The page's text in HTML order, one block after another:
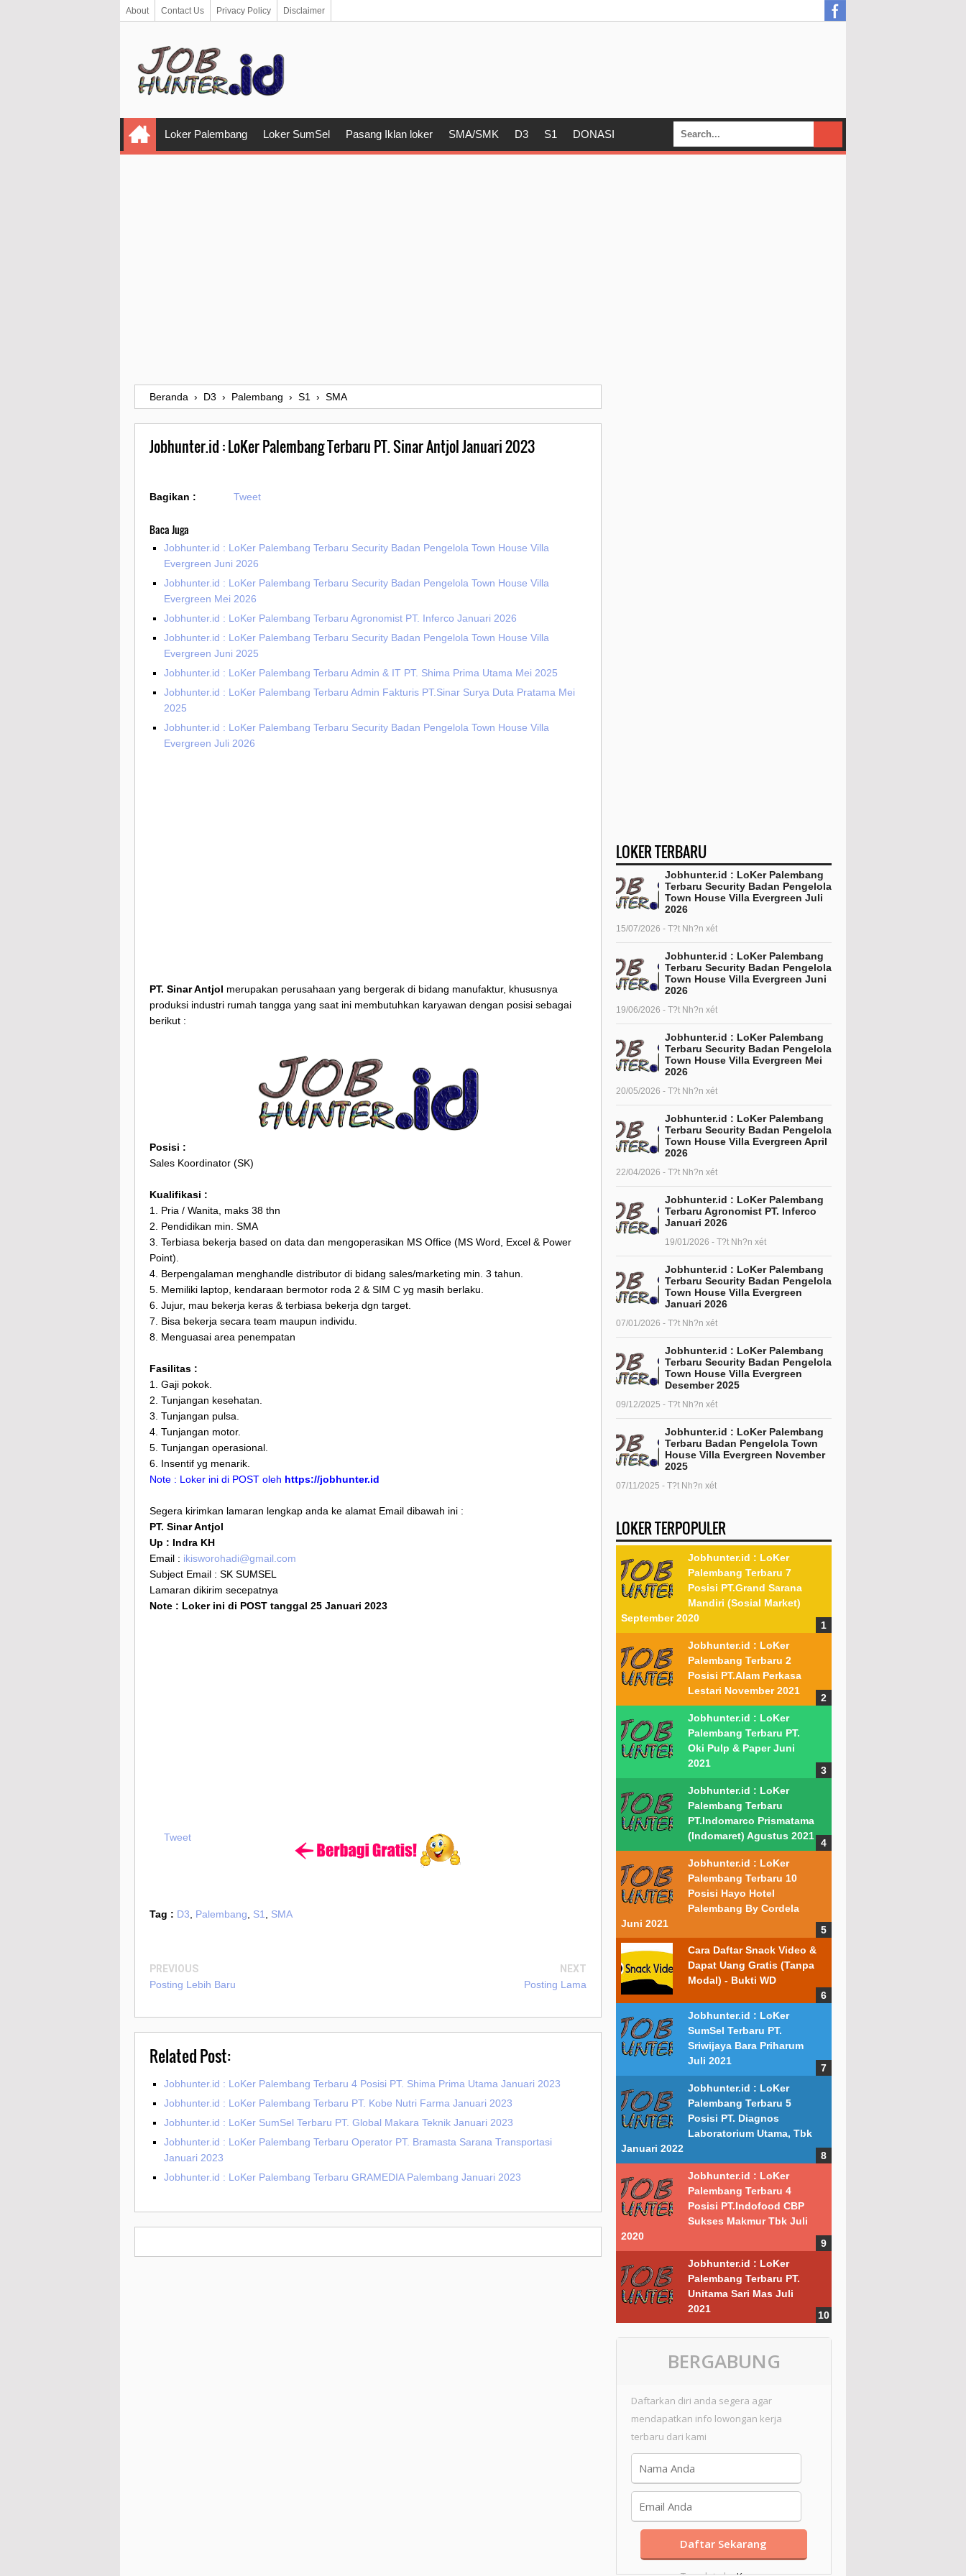
About Contact Us Privacy Policy Disclaimer
Loker Palembang Loker SumSel Pasang Iklan loker SMA/SMK D3 S1 DONASI
Beranda › D3 › Palembang › S1 › SMA
Jobhunter.id : LoKer Palembang Terbaru PT. Sinar Antjol Januari 2023
Bagikan : Tweet
Baca Juga
Jobhunter.id : LoKer Palembang Terbaru Security Badan Pengelola Town House Villa
Evergreen Juni 2026
Jobhunter.id : LoKer Palembang Terbaru Security Badan Pengelola Town House Villa
Evergreen Mei 2026
Jobhunter.id : LoKer Palembang Terbaru Agronomist PT. Inferco Januari 2026
Jobhunter.id : LoKer Palembang Terbaru Security Badan Pengelola Town House Villa
Evergreen Juni 2025
Jobhunter.id : LoKer Palembang Terbaru Admin & IT PT. Shima Prima Utama Mei 2025
Jobhunter.id : LoKer Palembang Terbaru Admin Fakturis PT.Sinar Surya Duta Pratama Mei
2025
Jobhunter.id : LoKer Palembang Terbaru Security Badan Pengelola Town House Villa
Evergreen Juli 2026
PT. Sinar Antjol merupakan perusahaan yang bergerak di bidang manufaktur, khususnya
produksi industri rumah tangga yang saat ini membutuhkan karyawan dengan posisi sebagai
berikut :
Posisi :
Sales Koordinator (SK)
Kualifikasi :
1. Pria / Wanita, maks 38 thn
2. Pendidikan min. SMA
3. Terbiasa bekerja based on data dan mengoperasikan MS Office (MS Word, Excel & Power
Point).
4. Berpengalaman menghandle distributor di bidang sales/marketing min. 3 tahun.
5. Memiliki laptop, kendaraan bermotor roda 2 & SIM C yg masih berlaku.
6. Jujur, mau bekerja keras & terbiasa bekerja dgn target.
7. Bisa bekerja secara team maupun individu.
8. Menguasai area penempatan
Fasilitas :
1. Gaji pokok.
2. Tunjangan kesehatan.
3. Tunjangan pulsa.
4. Tunjangan motor.
5. Tunjangan operasional.
6. Insentif yg menarik.
Note : Loker ini di POST oleh https://jobhunter.id
Segera kirimkan lamaran lengkap anda ke alamat Email dibawah ini :
PT. Sinar Antjol
Up : Indra KH
Email : ikisworohadi@gmail.com
Subject Email : SK SUMSEL
Lamaran dikirim secepatnya
Note : Loker ini di POST tanggal 25 Januari 2023
Tweet
Tag : D3 Palembang S1 SMA
PREVIOUS
Posting Lebih Baru
NEXT
Posting Lama
Related Post:
Jobhunter.id : LoKer Palembang Terbaru 4 Posisi PT. Shima Prima Utama Januari 2023
Jobhunter.id : LoKer Palembang Terbaru PT. Kobe Nutri Farma Januari 2023
Jobhunter.id : LoKer SumSel Terbaru PT. Global Makara Teknik Januari 2023
Jobhunter.id : LoKer Palembang Terbaru Operator PT. Bramasta Sarana Transportasi
Januari 2023
Jobhunter.id : LoKer Palembang Terbaru GRAMEDIA Palembang Januari 2023
LOKER TERBARU
Jobhunter.id : LoKer Palembang
Terbaru Security Badan Pengelola
Town House Villa Evergreen Juli
2026
15/07/2026 - T?t Nh?n xét
Jobhunter.id : LoKer Palembang
Terbaru Security Badan Pengelola
Town House Villa Evergreen Juni
2026
19/06/2026 - T?t Nh?n xét
Jobhunter.id : LoKer Palembang
Terbaru Security Badan Pengelola
Town House Villa Evergreen Mei
2026
20/05/2026 - T?t Nh?n xét
Jobhunter.id : LoKer Palembang
Terbaru Security Badan Pengelola
Town House Villa Evergreen April
2026
22/04/2026 - T?t Nh?n xét
Jobhunter.id : LoKer Palembang
Terbaru Agronomist PT. Inferco
Januari 2026
19/01/2026 - T?t Nh?n xét
Jobhunter.id : LoKer Palembang
Terbaru Security Badan Pengelola
Town House Villa Evergreen
Januari 2026
07/01/2026 - T?t Nh?n xét
Jobhunter.id : LoKer Palembang
Terbaru Security Badan Pengelola
Town House Villa Evergreen
Desember 2025
09/12/2025 - T?t Nh?n xét
Jobhunter.id : LoKer Palembang
Terbaru Badan Pengelola Town
House Villa Evergreen November
2025
07/11/2025 - T?t Nh?n xét
LOKER TERPOPULER
Jobhunter.id : LoKer
Palembang Terbaru 7
Posisi PT.Grand Sarana
Mandiri (Sosial Market)
September 2020
Jobhunter.id : LoKer
Palembang Terbaru 2
Posisi PT.Alam Perkasa
Lestari November 2021
Jobhunter.id : LoKer
Palembang Terbaru PT.
Oki Pulp & Paper Juni
2021
Jobhunter.id : LoKer
Palembang Terbaru
PT.Indomarco Prismatama
(Indomaret) Agustus 2021
Jobhunter.id : LoKer
Palembang Terbaru 10
Posisi Hayo Hotel
Palembang By Cordela
Juni 2021
Cara Daftar Snack Video &
Dapat Uang Gratis (Tanpa
Modal) - Bukti WD
Jobhunter.id : LoKer
SumSel Terbaru PT.
Sriwijaya Bara Priharum
Juli 2021
Jobhunter.id : LoKer
Palembang Terbaru 5
Posisi PT. Diagnos
Laboratorium Utama, Tbk
Januari 2022
Jobhunter.id : LoKer
Palembang Terbaru 4
Posisi PT.Indofood CBP
Sukses Makmur Tbk Juli
2020
Jobhunter.id : LoKer
Palembang Terbaru PT.
Unitama Sari Mas Juli
2021
BERGABUNG
Daftarkan diri anda segera agar
mendapatkan info lowongan kerja
terbaru dari kami